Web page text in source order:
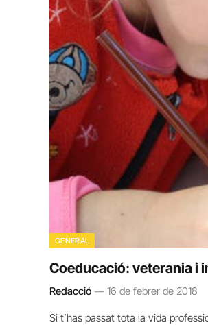
GENERAL
Coeducació: veterania i
Redacció 16 de febrer de 2018
Si t’has passat tota la vida